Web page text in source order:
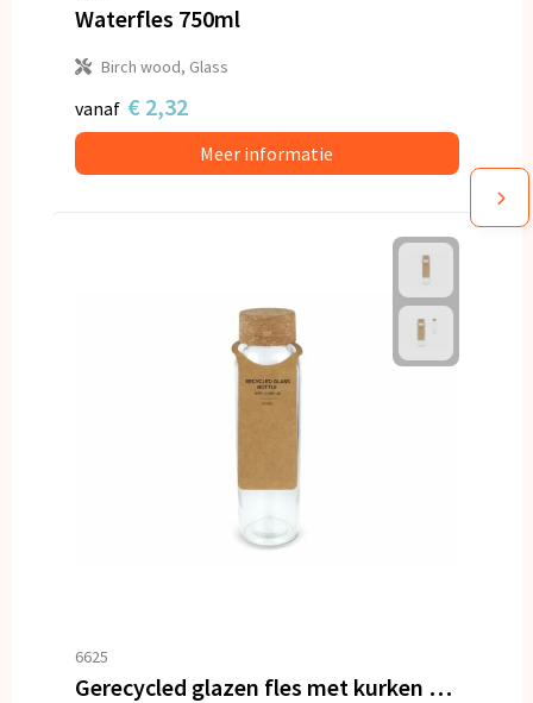
Waterfles 750ml
Birch wood, Glass
vanaf € 2,32
Meer informatie
6625
Gerecycled glazen fles met kurken dop 500ml